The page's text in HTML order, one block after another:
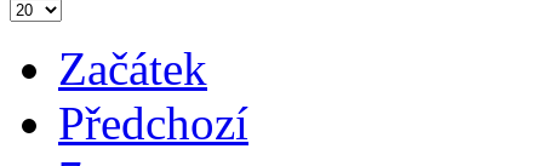
Začátek
Předchozí